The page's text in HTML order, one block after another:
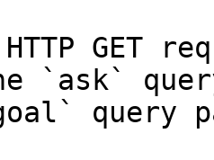
GET
`ask`
query